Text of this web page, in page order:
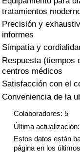
tratamientos
Precisión y
informes
Simpatía y
Respuesta (tiempos
centros médicos
Satisfacción con el
Conveniencia de la
Colaboradores: 5
Última
Estos datos están
página en los
Índice de
Sanidad
Índice de Sanidad
Índice de Sanidad
Contaminación